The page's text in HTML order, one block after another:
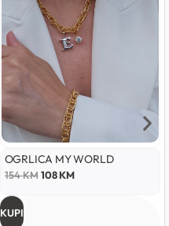
OGRLICA MY WORLD
154KM 108KM
KUPI